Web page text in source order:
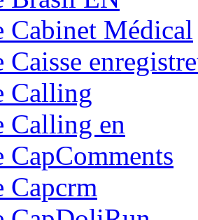
Cabinet Médical
Calling
Calling en
Capcrm